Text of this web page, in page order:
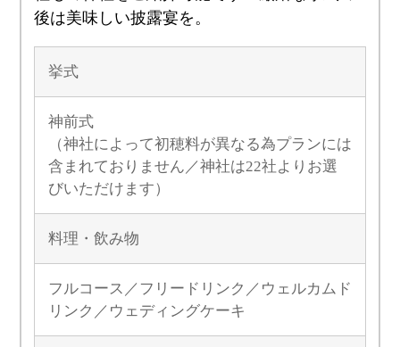
後は美味しい披露宴を。
挙式
神前式
（神社によって初穂料が異なる為プランには
含まれておりません／神社は22社よりお選
びいただけます）
料理・飲み物
フルコース／フリードリンク／ウェルカムド
リンク／ウェディングケーキ